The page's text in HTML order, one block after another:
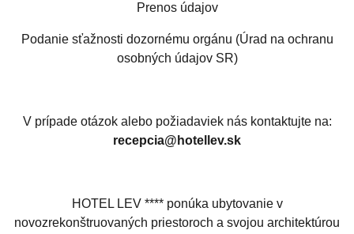
Prenos údajov
Podanie sťažnosti dozornému orgánu (Úrad na ochranu
osobných údajov SR)
V prípade otázok alebo požiadaviek nás kontaktujte na:
recepcia@hotellev.sk
HOTEL LEV **** ponúka ubytovanie v
novozrekonštruovaných priestoroch a svojou architektúrou